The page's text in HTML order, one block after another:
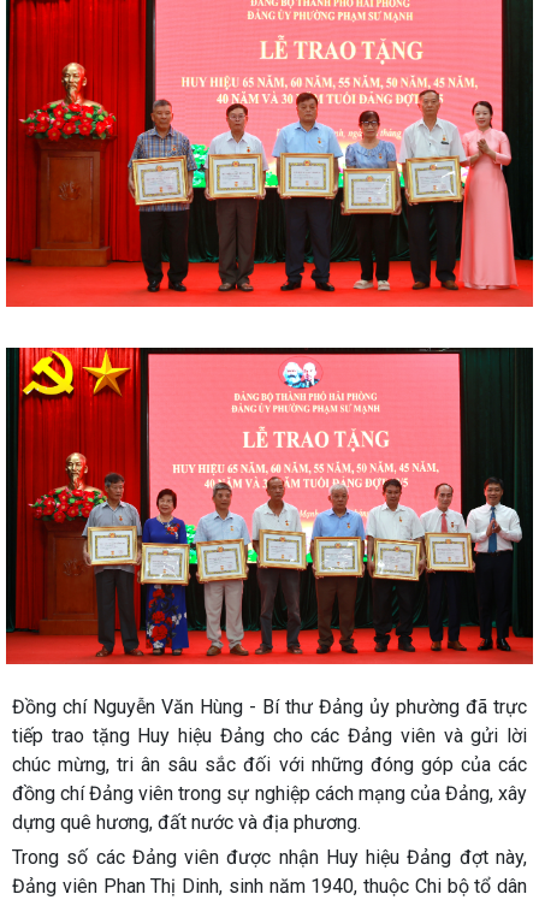
Đồng chí Nguyễn Văn Hùng - Bí thư Đảng ủy phường đã trực
tiếp trao tặng Huy hiệu Đảng cho các Đảng viên và gửi lời
chúc mừng, tri ân sâu sắc đối với những đóng góp của các
đồng chí Đảng viên trong sự nghiệp cách mạng của Đảng, xây
dựng quê hương, đất nước và địa phương.
Trong số các Đảng viên được nhận Huy hiệu Đảng đợt này,
Đảng viên Phan Thị Dinh, sinh năm 1940, thuộc Chi bộ tổ dân